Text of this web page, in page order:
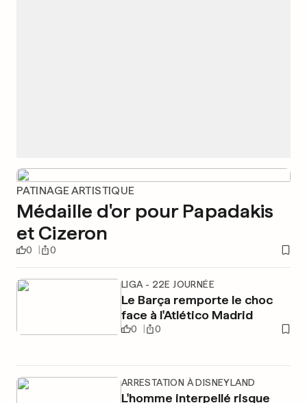
PATINAGE ARTISTIQUE
Médaille d'or pour Papadakis
et Cizeron
0 0
LIGA - 22E JOURNÉE
Le Barça remporte le choc
face à l'Atlético Madrid
0 0
ARRESTATION À DISNEYLAND
L'homme interpellé risque